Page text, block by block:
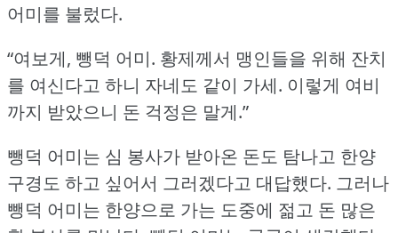
어미를 불렀다.
“여보게, 뺑덕 어미. 황제께서 맹인들을 위해 잔치
를 여신다고 하니 자네도 같이 가세. 이렇게 여비
까지 받았으니 돈 걱정은 말게.”
뺑덕 어미는 심 봉사가 받아온 돈도 탐나고 한양
구경도 하고 싶어서 그러겠다고 대답했다. 그러나
뺑덕 어미는 한양으로 가는 도중에 젊고 돈 많은